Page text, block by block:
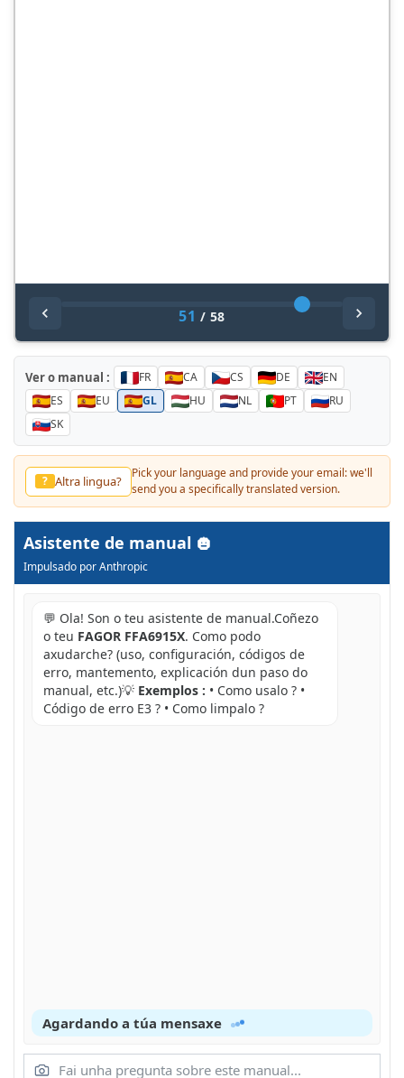
51 / 58
Ver o manual : FR CA CS DE
EN
ES
EU GL HU NL PT
RU
SK
? Altra lingua?
Pick your language and provide your email: we'll
send you a specifically translated version.
Asistente de manual
Impulsado por Anthropic
💬 Ola! Son o teu asistente de manual.Coñezo
o teu FAGOR FFA6915X. Como podo
axudarche? (uso, configuración, códigos de
erro, mantemento, explicación dun paso do
manual, etc.)💡 Exemplos : • Como usalo ? •
Código de erro E3 ? • Como limpalo ?
Agardando a túa mensaxe